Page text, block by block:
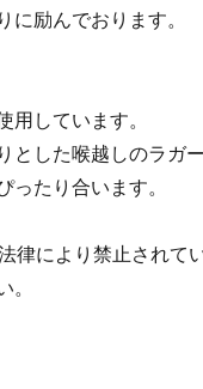
に励んでおります。
用しています。
とした喉越しのラガ
ったり合います。
律により禁止されて
。